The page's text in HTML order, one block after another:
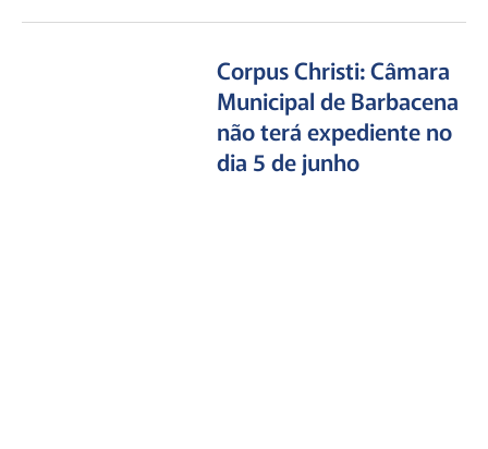
Corpus Christi: Câmara
Municipal de Barbacena
não terá expediente no
dia 5 de junho